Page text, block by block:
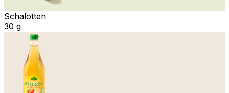
Schalotten
30 g